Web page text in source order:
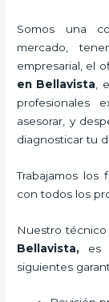
Somos una
mercado,
empresarial, el
en Bellavista ,
profesionales
asesorar, y
diagnosticar tu
Trabajamos los
con todos los
Nuestro técnico
Bellavista, es
siguientes